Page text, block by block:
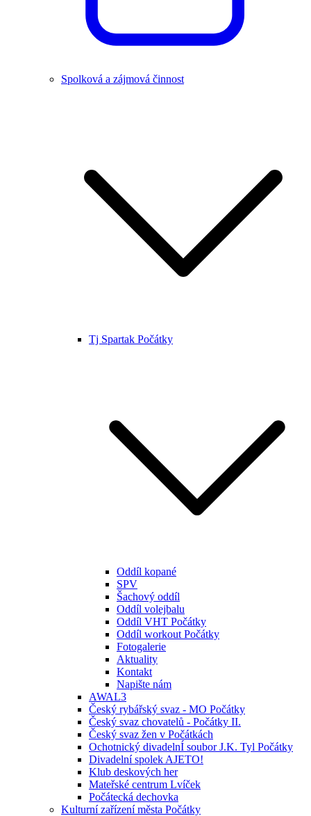
Spolková a zájmová činnost
Tj Spartak Počátky
Oddíl kopané
SPV
Šachový oddíl
Oddíl volejbalu
Oddíl VHT Počátky
Oddíl workout Počátky
Fotogalerie
Aktuality
Kontakt
Napište nám
AWAL3
Český rybářský svaz - MO Počátky
Český svaz chovatelů - Počátky II.
Český svaz žen v Počátkách
Ochotnický divadelnÍ soubor J.K. Tyl Počátky
Divadelní spolek AJETO!
Klub deskových her
Mateřské centrum Lvíček
Počátecká dechovka
Kulturní zařízení města Počátky